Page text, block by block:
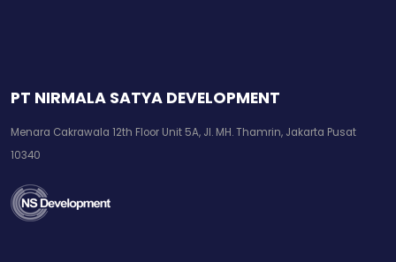
PT NIRMALA SATYA DEVELOPMENT
Menara Cakrawala 12th Floor Unit 5A, Jl. MH. Thamrin, Jakarta Pusat
10340